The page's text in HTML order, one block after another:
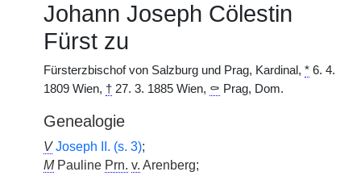
Johann Joseph Cölestin
Fürst zu
Fürsterzbischof von Salzburg und Prag, Kardinal, * 6. 4.
1809 Wien, † 27. 3. 1885 Wien, ⚰ Prag, Dom.
Genealogie
V Joseph II. (s. 3);
MPauline Prn. v. Arenberg;